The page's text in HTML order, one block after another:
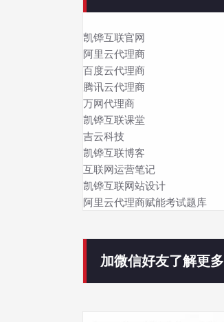
凯铧互联官网
阿里云代理商
百度云代理商
腾讯云代理商
万网代理商
凯铧互联课堂
吉云科技
凯铧互联博客
互联网运营笔记
凯铧互联网站设计
阿里云代理商赋能考试题库
加微信好友了解更多